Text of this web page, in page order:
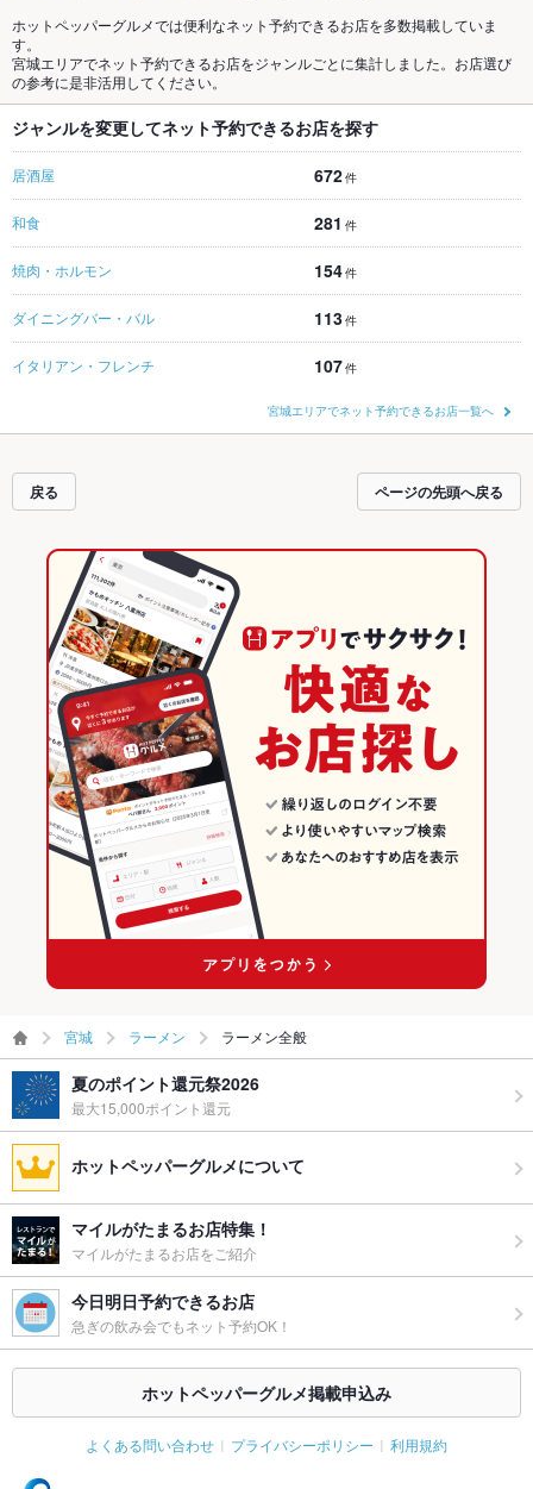
ホットペッパーグルメでは便利なネット予約できるお店を多数掲載していま
す。
宮城エリアでネット予約できるお店をジャンルごとに集計しました。お店選び
の参考に是非活用してください。
ジャンルを変更してネット予約できるお店を探す
居酒屋 672件
和食 281 件
焼肉・ホルモン 154件
ダイニングバー・バル 113件
イタリアン・フレンチ 107件
宮城エリアでネット予約できるお店一覧へ
戻る ページの先頭へ戻る
宮城 ラーメン ラーメン全般
夏のポイント還元祭2026
最大15,000ポイント還元
ホットペッパーグルメについて
マイルがたまるお店特集！
マイルがたまるお店をご紹介
今日明日予約できるお店
急ぎの飲み会でもネット予約OK！
ホットペッパーグルメ掲載申込み
よくある問い合わせ プライバシーポリシー 利用規約